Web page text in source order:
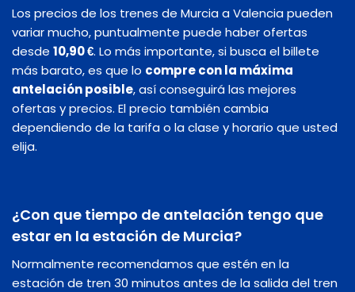
Los precios de los trenes de Murcia a Valencia pueden
variar mucho, puntualmente puede haber ofertas
desde 10,90 €. Lo más importante, si busca el billete
más barato, es que lo compre con la máxima
antelación posible, así conseguirá las mejores
ofertas y precios. El precio también cambia
dependiendo de la tarifa o la clase y horario que usted
elija.
¿Con que tiempo de antelación tengo que
estar en la estación de Murcia?
Normalmente recomendamos que estén en la
estación de tren 30 minutos antes de la salida del tren